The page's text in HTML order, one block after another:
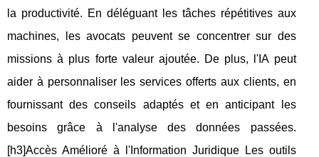
la productivité. En déléguant les tâches répétitives aux
machines, les avocats peuvent se concentrer sur des
missions à plus forte valeur ajoutée. De plus, l'IA peut
aider à personnaliser les services offerts aux clients, en
fournissant des conseils adaptés et en anticipant les
besoins grâce à l'analyse des données passées.
[h3]Accès Amélioré à l'Information Juridique Les outils